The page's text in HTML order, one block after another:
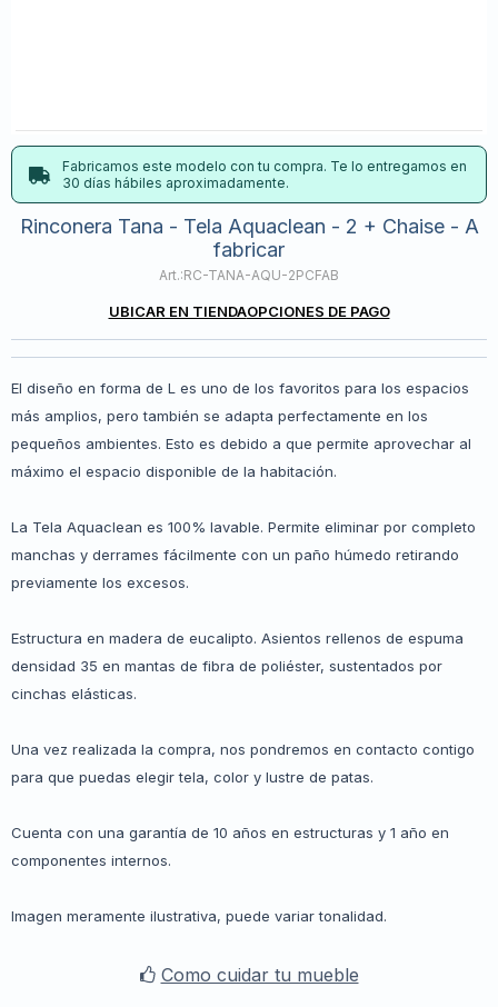
Fabricamos este modelo con tu compra. Te lo entregamos en
30 días hábiles aproximadamente.
Rinconera Tana - Tela Aquaclean - 2 + Chaise - A
fabricar
RC-TANA-AQU-2PCFAB
UBICAR EN TIENDAOPCIONES DE PAGO
El diseño en forma de L es uno de los favoritos para los espacios
más amplios, pero también se adapta perfectamente en los
pequeños ambientes. Esto es debido a que permite aprovechar al
máximo el espacio disponible de la habitación.
La Tela Aquaclean es 100% lavable. Permite eliminar por completo
manchas y derrames fácilmente con un paño húmedo retirando
previamente los excesos.
Estructura en madera de eucalipto. Asientos rellenos de espuma
densidad 35 en mantas de fibra de poliéster, sustentados por
cinchas elásticas.
Una vez realizada la compra, nos pondremos en contacto contigo
para que puedas elegir tela, color y lustre de patas.
Cuenta con una garantía de 10 años en estructuras y 1 año en
componentes internos.
Imagen meramente ilustrativa, puede variar tonalidad.
Como cuidar tu mueble